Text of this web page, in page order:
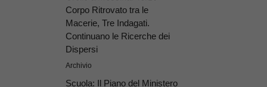
Corpo Ritrovato tra le
Macerie, Tre Indagati.
Continuano le Ricerche dei
Dispersi
Archivio
Scuola: Il Piano del Ministero